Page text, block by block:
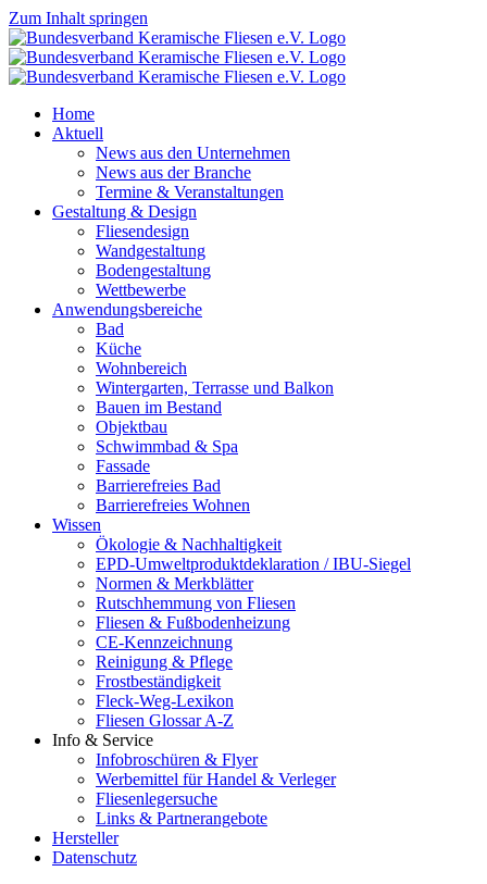
Zum Inhalt springen
Home
Aktuell
News aus den Unternehmen
News aus der Branche
Termine & Veranstaltungen
Gestaltung & Design
Fliesendesign
Wandgestaltung
Bodengestaltung
Wettbewerbe
Anwendungsbereiche
Bad
Küche
Wohnbereich
Wintergarten, Terrasse und Balkon
Bauen im Bestand
Objektbau
Schwimmbad & Spa
Fassade
Barrierefreies Bad
Barrierefreies Wohnen
Wissen
Ökologie & Nachhaltigkeit
EPD-Umweltproduktdeklaration / IBU-Siegel
Normen & Merkblätter
Rutschhemmung von Fliesen
Fliesen & Fußbodenheizung
CE-Kennzeichnung
Reinigung & Pflege
Frostbeständigkeit
Fleck-Weg-Lexikon
Fliesen Glossar A-Z
Info & Service
Infobroschüren & Flyer
Werbemittel für Handel & Verleger
Fliesenlegersuche
Links & Partnerangebote
Hersteller
Datenschutz